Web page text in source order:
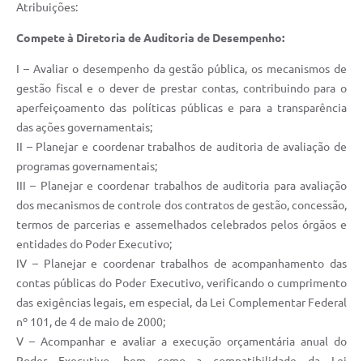
Atribuições:
Compete à Diretoria de Auditoria de Desempenho:
I – Avaliar o desempenho da gestão pública, os mecanismos de
gestão fiscal e o dever de prestar contas, contribuindo para o
aperfeiçoamento das políticas públicas e para a transparência
das ações governamentais;
II – Planejar e coordenar trabalhos de auditoria de avaliação de
programas governamentais;
III – Planejar e coordenar trabalhos de auditoria para avaliação
dos mecanismos de controle dos contratos de gestão, concessão,
termos de parcerias e assemelhados celebrados pelos órgãos e
entidades do Poder Executivo;
IV – Planejar e coordenar trabalhos de acompanhamento das
contas públicas do Poder Executivo, verificando o cumprimento
das exigências legais, em especial, da Lei Complementar Federal
nº 101, de 4 de maio de 2000;
V – Acompanhar e avaliar a execução orçamentária anual do